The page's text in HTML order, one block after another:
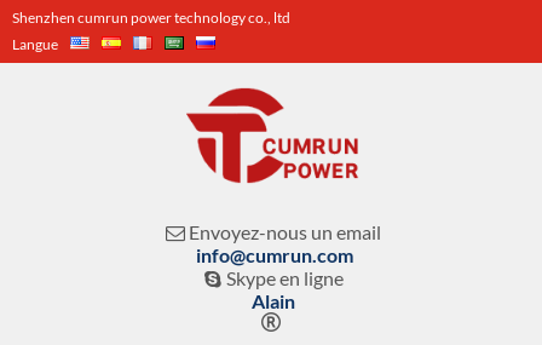
Shenzhen cumrun power technology co., ltd
Langue
 Envoyez-nous un email
info@cumrun.com
 Skype en ligne
Alain
